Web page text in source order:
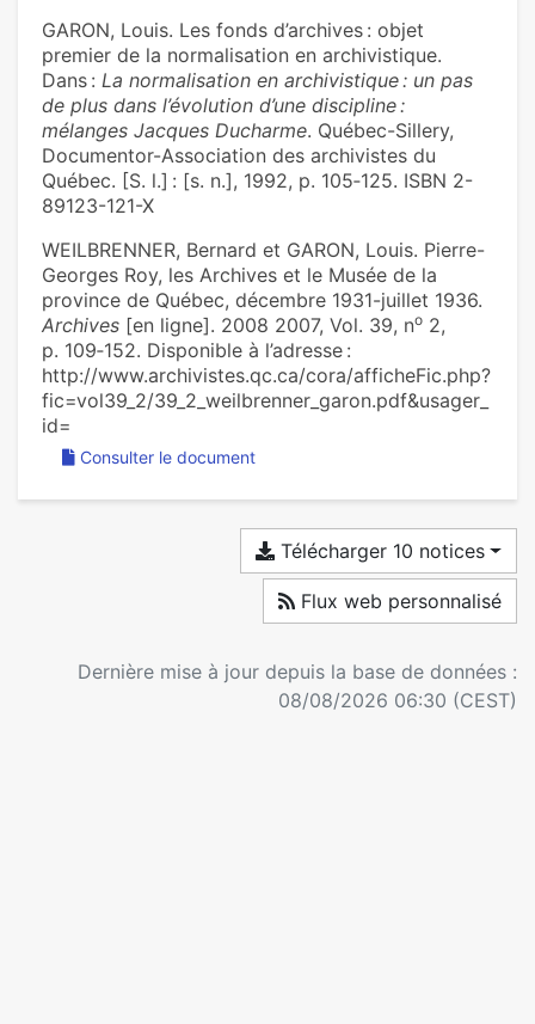
GARON, Louis. Les fonds d’archives : objet
premier de la normalisation en archivistique.
Dans : La normalisation en archivistique : un pas
de plus dans l’évolution d’une discipline :
mélanges Jacques Ducharme. Québec-Sillery,
Documentor-Association des archivistes du
Québec. [S. l.] : [s. n.], 1992, p. 105‑125. ISBN 2-
89123-121-X
WEILBRENNER, Bernard et GARON, Louis. Pierre-
Georges Roy, les Archives et le Musée de la
province de Québec, décembre 1931-juillet 1936.
Archives [en ligne]. 2008 2007, Vol. 39, no 2,
p. 109‑152. Disponible à l’adresse :
http://www.archivistes.qc.ca/cora/afficheFic.php?
fic=vol39_2/39_2_weilbrenner_garon.pdf&usager_
id=
Consulter le document
Télécharger 10 notices
Flux web personnalisé
Dernière mise à jour depuis la base de données :
08/08/2026 06:30 (CEST)